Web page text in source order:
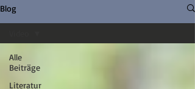
Blog
Alle
Beiträge
Literatur